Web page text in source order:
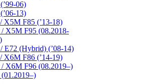
06)
13)
X5M F85 (’13-18)
X5M F95 (08.2018-
E72 (Hybrid) (’08-14)
X6M F86 (’14-19)
X6M F96 (08.2019–)